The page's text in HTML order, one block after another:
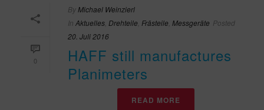
0
ByMichael Weinzierl
In Aktuelles Drehteile Frästeile Messgeräte Posted
20. Juli 2016
HAFF still manufactures
Planimeters
READ MORE